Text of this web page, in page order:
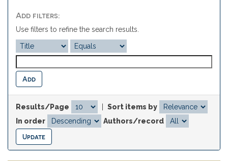
Add filters:
Use filters to refine the search results.
Results/Page
Sort items by
In order
Authors/record